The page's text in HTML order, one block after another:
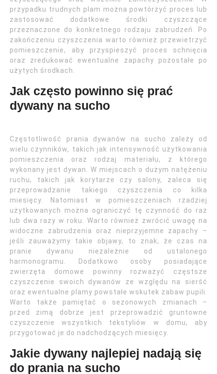
przypadku trudnych plam można powtórzyć proces lub
zastosować dodatkowe środki czyszczące
przeznaczone do konkretnego rodzaju zabrudzeń. Po
zakończeniu czyszczenia warto również przewietrzyć
pomieszczenie, aby przyspieszyć proces schnięcia
oraz zredukować ewentualne zapachy pozostałe po
użytych środkach.
Jak często powinno się prać
dywany na sucho
Częstotliwość prania dywanów na sucho zależy od
wielu czynników, takich jak intensywność użytkowania
pomieszczenia oraz rodzaj materiału, z którego
wykonany jest dywan. W miejscach o dużym natężeniu
ruchu, takich jak korytarze czy salony, zaleca się
przeprowadzanie takiego czyszczenia co kilka
miesięcy. Natomiast w pomieszczeniach rzadziej
użytkowanych można ograniczyć tę czynność do raz
lub dwa razy w roku. Warto również zwrócić uwagę na
widoczne zabrudzenia oraz nieprzyjemne zapachy –
jeśli zauważymy takie objawy, to znak, że czas na
pranie dywanu niezależnie od ustalonego
harmonogramu. Dodatkowo osoby posiadające
zwierzęta domowe powinny rozważyć częstsze
czyszczenie swoich dywanów ze względu na sierść
oraz ewentualne plamy powstałe wskutek zabaw pupili.
Warto także pamiętać o sezonowych zmianach –
przed zimą dobrze jest przeprowadzić gruntowne
czyszczenie wszystkich tekstyliów w domu, aby
przygotować je do nadchodzących miesięcy.
Jakie dywany najlepiej nadają się
do prania na sucho